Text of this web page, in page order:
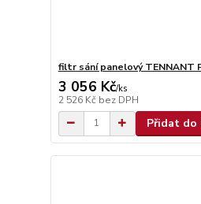
filtr sání panelový TENNANT
3 056 Kč/ks
2 526 Kč bez DPH
Přidat do